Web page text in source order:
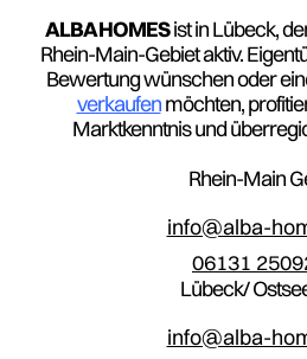
ALBA HOMESist in Lübeck,
Rhein-Main-Gebiet aktiv.
Bewertung wünschen oder
verkaufenmöchten,
Marktkenntnis und
Rhein-Main
info@alba-
06131
Lübeck/
info@alba-